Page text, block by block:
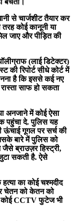
बचता।
से चार्जशीट तैयार कर
कोई कानूनी या
जाए और पीड़ित की
(लाई डिटेक्टर)
की रिपोर्ट सीधे कोर्ट में
है कि इससे कई नए
साफ हो सकता
अनजाने में कोई ऐसा
पहुंचा दे. पुलिस यह
ऊंचाई गूगल पर सर्च की
बारे में पुलिस को
ब्राउज़र हिस्ट्री,
सकती है. ऐसे
का कोई चश्मदीद
चेतन को केतन को
कोई CCTV फुटेज भी